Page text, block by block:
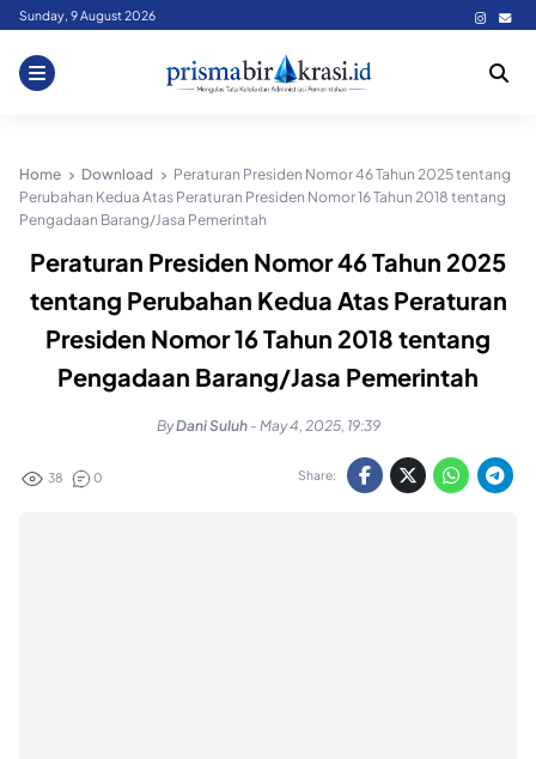
Skip
content
Sunday, 9 August 2026
Home Download
Peraturan Presiden Nomor 46 Tahun 2025 tentang
Perubahan Kedua Atas Peraturan Presiden Nomor 16 Tahun 2018 tentang
Pengadaan Barang/Jasa Pemerintah
Peraturan Presiden Nomor 46 Tahun 2025
tentang Perubahan Kedua Atas Peraturan
Presiden Nomor 16 Tahun 2018 tentang
Pengadaan Barang/Jasa Pemerintah
ByDani Suluh - May 4, 2025, 19:39
38 0 Share: